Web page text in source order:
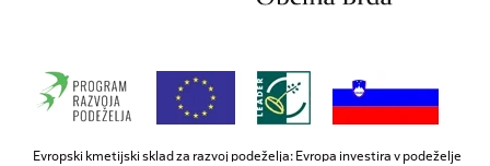
Evropski kmetijski sklad za razvoj podeželja: Evropa investira v podeželje